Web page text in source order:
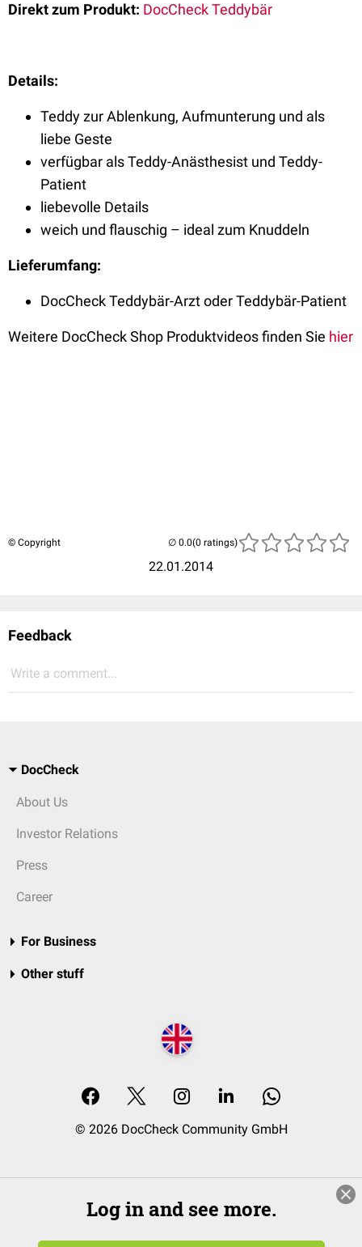
Direkt zum Produkt: DocCheck Teddybär
Details:
Teddy zur Ablenkung, Aufmunterung und als
liebe Geste
verfügbar als Teddy-Anästhesist und Teddy-
Patient
liebevolle Details
weich und flauschig – ideal zum Knuddeln
Lieferumfang:
DocCheck Teddybär-Arzt oder Teddybär-Patient
Weitere DocCheck Shop Produktvideos finden Sie hier
© Copyright
22.01.2014
(0 ratings)
Feedback
Write a comment...
DocCheck
About Us
Investor Relations
Press
Career
For Business
Other stuff
© 2026 DocCheck Community GmbH
Log in and see more.